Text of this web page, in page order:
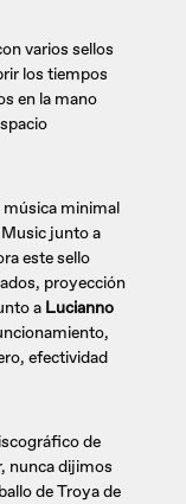
varios sellos
los tiempos
en la mano
minimal
junto a
este sello
proyección
a Lucianno
efectividad
de
nunca dijimos
de Troya de